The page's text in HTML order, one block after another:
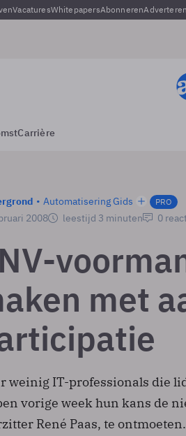
VacaturesWhitepapersAbonnerenAdverteren
Carrière
Automatisering Gids PRO
2008 leestijd 3 minuten 0
met
weinig IT-professionals die
vorige week hun kans de
René Paas, te